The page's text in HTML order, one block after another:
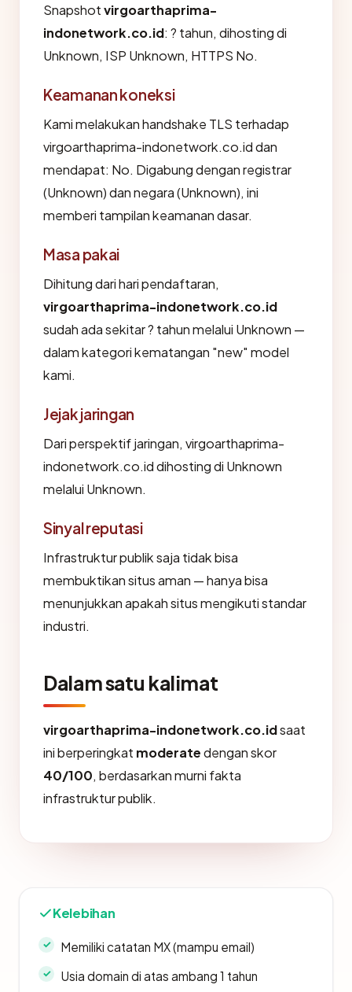
Snapshotvirgoarthaprima-
indonetwork.co.id: ? tahun, dihosting di
Unknown, ISP Unknown, HTTPS No.
Keamanan koneksi
Kami melakukan handshake TLS terhadap
virgoarthaprima-indonetwork.co.id dan
mendapat: No. Digabung dengan registrar
(Unknown) dan negara (Unknown), ini
memberi tampilan keamanan dasar.
Masa pakai
Dihitung dari hari pendaftaran,
virgoarthaprima-indonetwork.co.id
sudah ada sekitar ? tahun melalui Unknown —
dalam kategori kematangan "new" model
kami.
Jejak jaringan
Dari perspektif jaringan, virgoarthaprima-
indonetwork.co.id dihosting di Unknown
melalui Unknown.
Sinyal reputasi
Infrastruktur publik saja tidak bisa
membuktikan situs aman — hanya bisa
menunjukkan apakah situs mengikuti standar
industri.
Dalam satu kalimat
virgoarthaprima-indonetwork.co.idsaat
ini berperingkat moderatedengan skor
40/100, berdasarkan murni fakta
infrastruktur publik.
Kelebihan
Memiliki catatan MX (mampu email)
Usia domain di atas ambang 1 tahun